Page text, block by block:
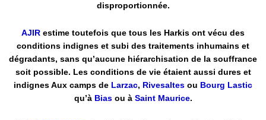
disproportionnée.
AJIR estime toutefois que tous les Harkis ont vécu des
conditions indignes et subi des traitements inhumains et
dégradants, sans qu’aucune hiérarchisation de la souffrance
soit possible. Les conditions de vie étaient aussi dures et
indignes Aux camps de Larzac, Rivesaltes ou Bourg Lastic
qu’à Bias ou à Saint Maurice.